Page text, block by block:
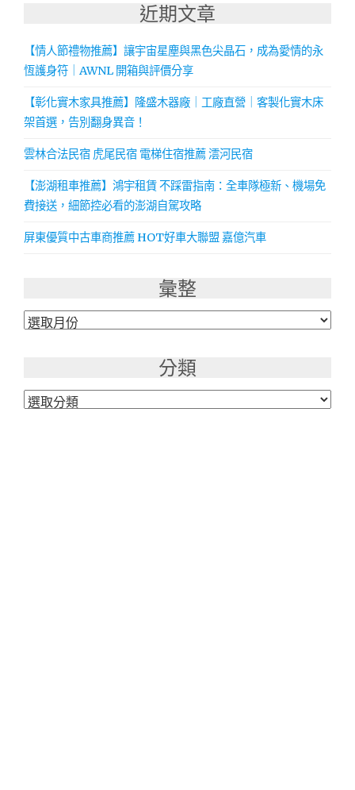
近期文章
【情人節禮物推薦】讓宇宙星塵與黑色尖晶石，成為愛情的永
恆護身符｜AWNL 開箱與評價分享
【彰化實木家具推薦】隆盛木器廠｜工廠直營｜客製化實木床
架首選，告別翻身異音！
雲林合法民宿 虎尾民宿 電梯住宿推薦 澐河民宿
【澎湖租車推薦】鴻宇租賃 不踩雷指南：全車隊極新、機場免
費接送，細節控必看的澎湖自駕攻略
屏東優質中古車商推薦 HOT好車大聯盟 嘉億汽車
彙整
彙
分類
分